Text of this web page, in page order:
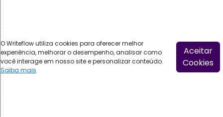
Central do Cliente
Execute atividades
Auditoria e Controle
O Writeflow utiliza cookies para oferecer melhor
experiência, melhorar o desempenho, analisar como
você interage em nosso site e personalizar conteúdo.
Saiba mais
Aceitar
Cookies